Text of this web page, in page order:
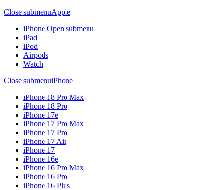
Close submenuApple
iPhone Open submenu
iPad
iPod
Airpods
Watch
Close submenuiPhone
iPhone 18 Pro Max
iPhone 18 Pro
iPhone 17e
iPhone 17 Pro Max
iPhone 17 Pro
iPhone 17 Air
iPhone 17
iPhone 16e
iPhone 16 Pro Max
iPhone 16 Pro
iPhone 16 Plus